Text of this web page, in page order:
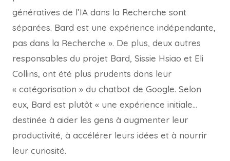
génératives de l’IA dans la Recherche sont
séparées. Bard est une expérience indépendante,
pas dans la Recherche ». De plus, deux autres
responsables du projet Bard, Sissie Hsiao et Eli
Collins, ont été plus prudents dans leur
« catégorisation » du chatbot de Google. Selon
eux, Bard est plutôt « une expérience initiale…
destinée à aider les gens à augmenter leur
productivité, à accélérer leurs idées et à nourrir
leur curiosité.